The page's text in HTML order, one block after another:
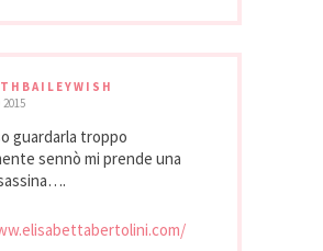
2015
guardarla troppo
sennò mi prende una